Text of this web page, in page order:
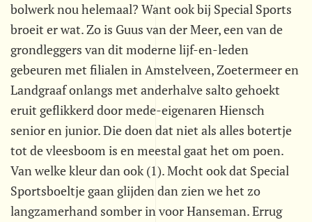
bolwerk nou helemaal? Want ook bij Special Sports
broeit er wat. Zo is Guus van der Meer, een van de
grondleggers van dit moderne lijf-en-leden
gebeuren met filialen in Amstelveen, Zoetermeer en
Landgraaf onlangs met anderhalve salto gehoekt
eruit geflikkerd door mede-eigenaren Hiensch
senior en junior. Die doen dat niet als alles botertje
tot de vleesboom is en meestal gaat het om poen.
Van welke kleur dan ook (1). Mocht ook dat Special
Sportsboeltje gaan glijden dan zien we het zo
langzamerhand somber in voor Hanseman. Errug